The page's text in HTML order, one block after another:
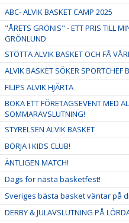
ABC- ALVIK BASKET CAMP 2025
"ÅRETS GRÖNIS" - ETT PRIS TILL
GRÖNLUND
STÖTTA ALVIK BASKET OCH FÅ
ALVIK BASKET SÖKER SPORTCHEF
FILIPS ALVIK HJÄRTA
BOKA ETT FÖRETAGSEVENT MED
SOMMARAVSLUTNING!
STYRELSEN ALVIK BASKET
BÖRJA I KIDS CLUB!
ÄNTLIGEN MATCH!
Dags för nästa basketfest!
Sveriges bästa basket väntar på
DERBY & JULAVSLUTNING PÅ